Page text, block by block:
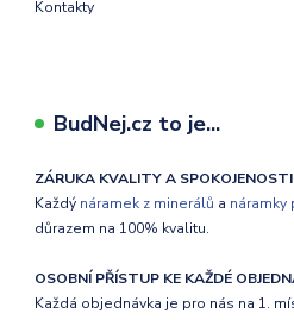
Kontakty
BudNej.cz to je...
ZÁRUKA KVALITY A SPOKOJENOSTI
Každý náramek z minerálů a náramky
důrazem na 100% kvalitu.
OSOBNÍ PŘÍSTUP KE KAŽDÉ
Každá objednávka je pro nás na 1.